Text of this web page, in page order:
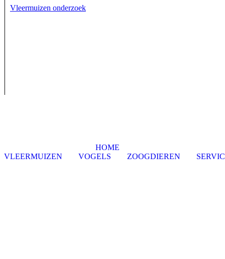
Vleermuizen onderzoek
HOME
VLEERMUIZEN VOGELS ZOOGDIEREN